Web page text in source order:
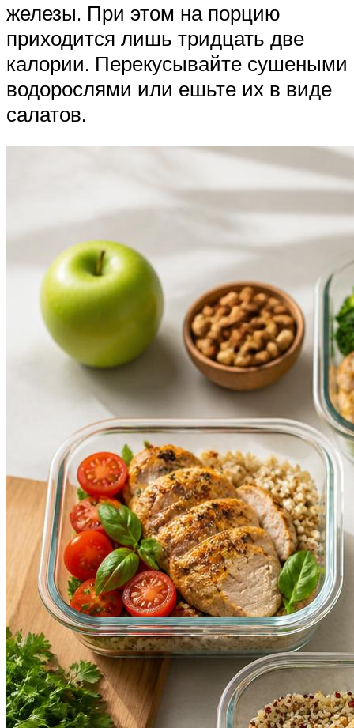
железы. При этом на порцию
приходится лишь тридцать две
калории. Перекусывайте сушеными
водорослями или ешьте их в виде
салатов.